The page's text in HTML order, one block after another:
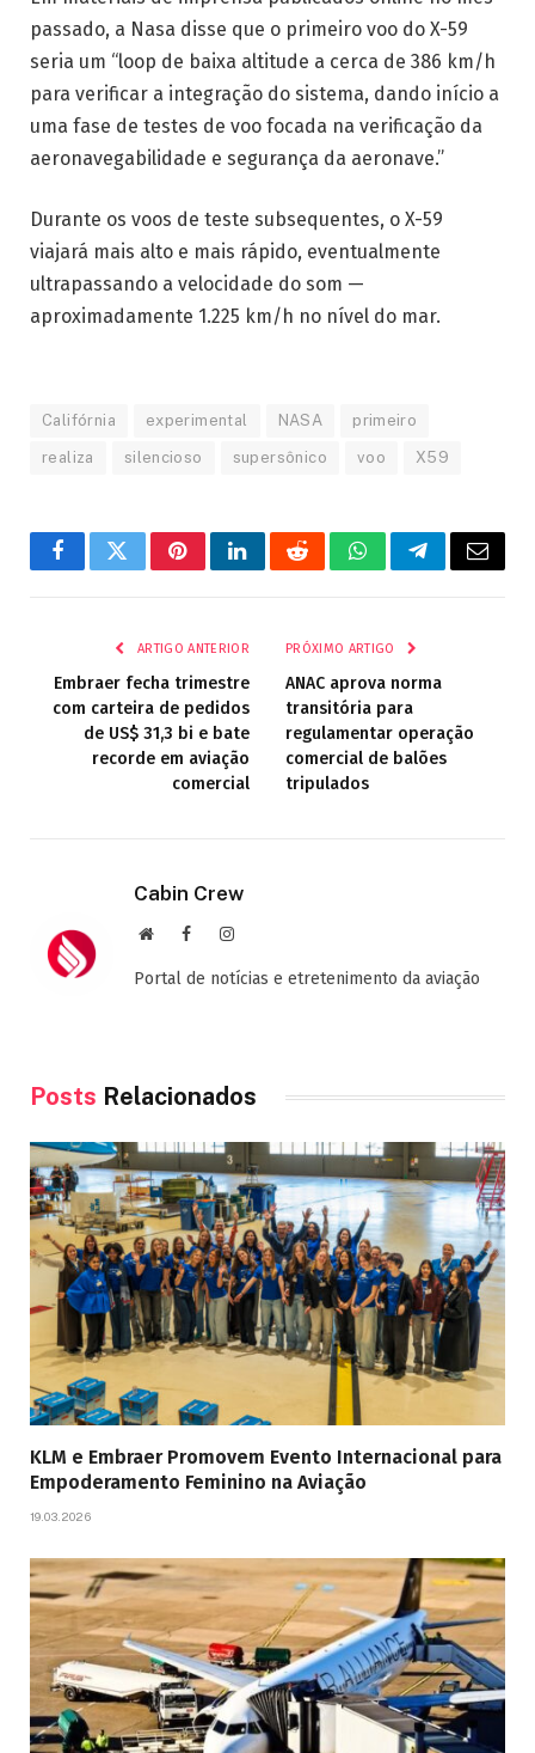
passado, a Nasa disse que o primeiro voo do X-59
seria um “loop de baixa altitude a cerca de 386 km/h
para verificar a integração do sistema, dando início a
uma fase de testes de voo focada na verificação da
aeronavegabilidade e segurança da aeronave.”
Durante os voos de teste subsequentes, o X-59
viajará mais alto e mais rápido, eventualmente
ultrapassando a velocidade do som —
aproximadamente 1.225 km/h no nível do mar.
Califórnia experimental NASA primeiro
realiza silencioso supersônico voo X59
FacebookTwitterPinterestLinkedInRedditWhatsAppTelegrama
E-
ARTIGO ANTERIOR
Embraer fecha trimestre
com carteira de pedidos
de US$ 31,3 bi e bate
recorde em aviação
comercial
PRÓXIMO ARTIGO
ANAC aprova norma
transitória para
regulamentar operação
comercial de balões
tripulados
Cabin Crew
Site FacebookInstagram
Portal de notícias e etretenimento da aviação
Posts Relacionados
KLM e Embraer Promovem Evento Internacional para
Empoderamento Feminino na Aviação
19.03.2026